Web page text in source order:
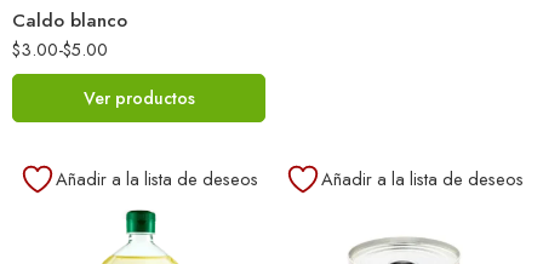
Caldo blanco
$3.00-$5.00
Ver productos
Añadir a la lista de deseos Añadir a la lista de deseos